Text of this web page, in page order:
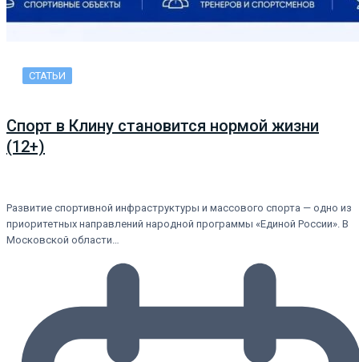
СТАТЬИ
Спорт в Клину становится нормой жизни
(12+)
Развитие спортивной инфраструктуры и массового спорта — одно из
приоритетных направлений народной программы «Единой России». В
Московской области…